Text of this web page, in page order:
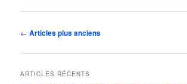
Navigation
articles
← Articles plus anciens
ARTICLES RÉCENTS